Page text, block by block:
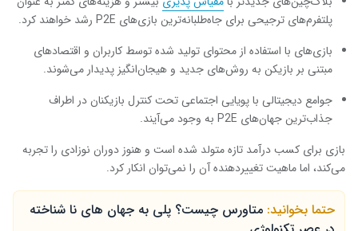
پلتفرم‌های ترجیحی برای جاه‌طلبانه‌ترین بازی‌های P2E رشد خواهند کرد.
بازی‌های با استفاده از محتوای تولید شده توسط کاربران و اقتصادهای
مبتنی بر بازیکن به روش‌های جدید و هیجان‌انگیز پدیدار می‌شوند.
جوامع دیجیتالی با پویایی اجتماعی تحت کنترل بازیکنان در اطراف
جذاب‌ترین جهان‌های P2E به وجود می‌آیند.
بازی برای کسب درآمد تازه متولد شده است و هنوز دوران نوزادی را تجربه
می‌کند، اما ماهیت تغییردهنده آن را نمی‌توان انکار کرد.
حتما بخوانید: متاورس چیست؟ پلی به جهان های نا شناخته